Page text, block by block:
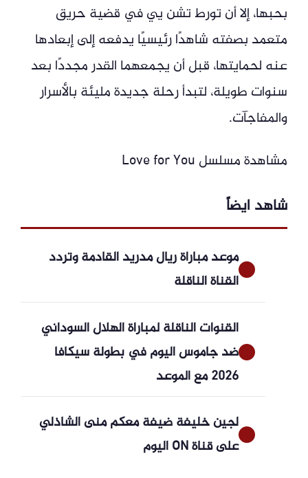
بحبها، إلا أن تورط تشن يي في قضية حريق
متعمد بصفته شاهدًا رئيسيًا يدفعه إلى إبعادها
عنه لحمايتها، قبل أن يجمعهما القدر مجددًا بعد
سنوات طويلة، لتبدأ رحلة جديدة مليئة بالأسرار
والمفاجآت.
مشاهدة مسلسل Love for You
شاهد ايضاً
موعد مباراة ريال مدريد القادمة وتردد
القناة الناقلة
القنوات الناقلة لمباراة الهلال السوداني
ضد جاموس اليوم في بطولة سيكافا
2026 مع الموعد
لجين خليفة ضيفة معكم منى الشاذلي
على قناة ON اليوم